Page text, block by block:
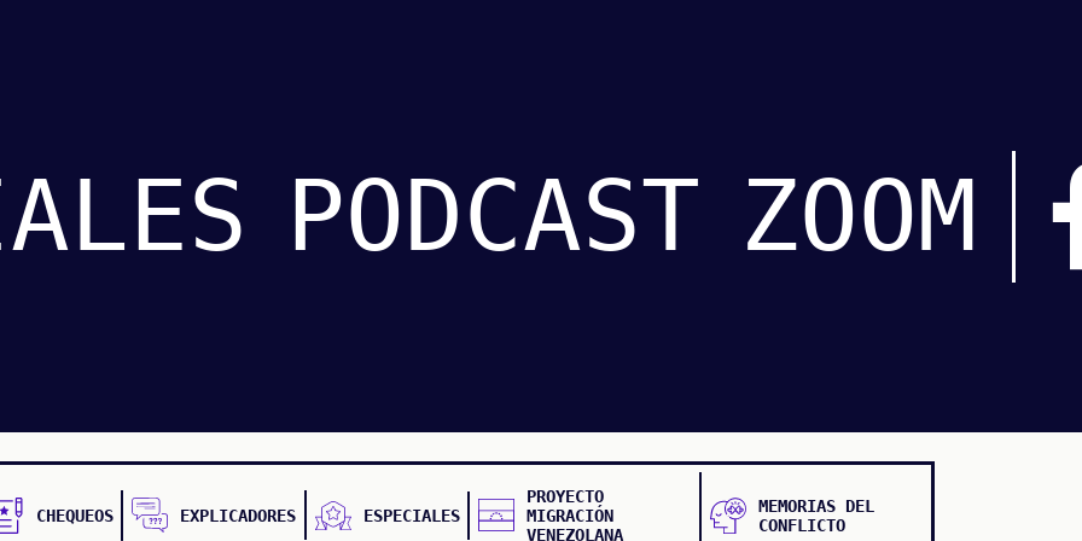
PODCAST ZOOM
CHEQUEOS EXPLICADORES ESPECIALES
PROYECTO
MIGRACIÓN
VENEZOLANA
MEMORIAS DEL
CONFLICTO